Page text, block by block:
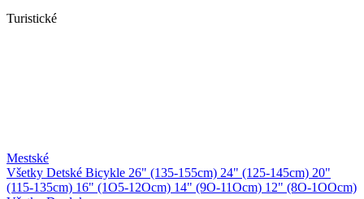
Turistické
Mestské
Všetky Detské Bicykle 26" (135-155cm) 24" (125-145cm) 20"
(115-135cm) 16" (1O5-12Ocm) 14" (9O-11Ocm) 12" (8O-1OOcm)